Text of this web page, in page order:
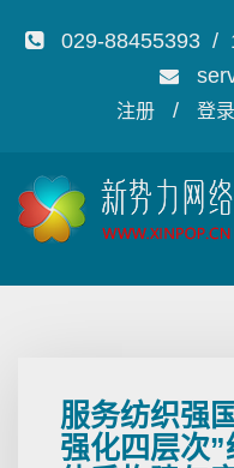
029-88455393 /
注册 / 登录
服务纺织强
强化四层次